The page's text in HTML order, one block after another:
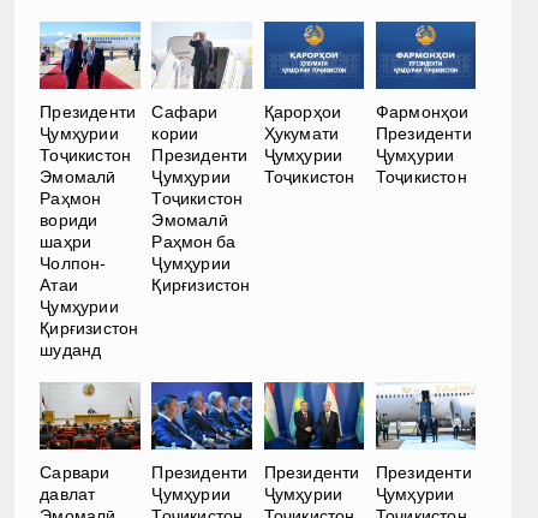
Президенти
Ҷумҳурии
Тоҷикистон
Эмомалӣ
Раҳмон
вориди
шаҳри
Чолпон-
Атаи
Ҷумҳурии
Қирғизистон
шуданд
Сафари
кории
Президенти
Ҷумҳурии
Тоҷикистон
Эмомалӣ
Раҳмон ба
Ҷумҳурии
Қирғизистон
Қарорҳои
Ҳукумати
Ҷумҳурии
Тоҷикистон
Фармонҳои
Президенти
Ҷумҳурии
Тоҷикистон
Сарвари
давлат
Президенти
Ҷумҳурии
Президенти
Ҷумҳурии
Президенти
Ҷумҳурии